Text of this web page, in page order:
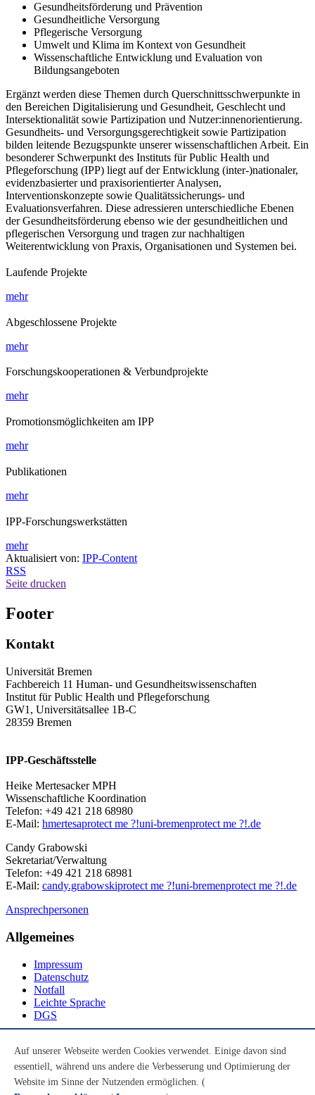
Gesundheitsförderung und Prävention
Gesundheitliche Versorgung
Pflegerische Versorgung
Umwelt und Klima im Kontext von Gesundheit
Wissenschaftliche Entwicklung und Evaluation von
Bildungsangeboten
Ergänzt werden diese Themen durch Querschnittsschwerpunkte in
den Bereichen Digitalisierung und Gesundheit, Geschlecht und
Intersektionalität sowie Partizipation und Nutzer:innenorientierung.
Gesundheits- und Versorgungsgerechtigkeit sowie Partizipation
bilden leitende Bezugspunkte unserer wissenschaftlichen Arbeit. Ein
besonderer Schwerpunkt des Instituts für Public Health und
Pflegeforschung (IPP) liegt auf der Entwicklung (inter-)nationaler,
evidenzbasierter und praxisorientierter Analysen,
Interventionskonzepte sowie Qualitätssicherungs- und
Evaluationsverfahren. Diese adressieren unterschiedliche Ebenen
der Gesundheitsförderung ebenso wie der gesundheitlichen und
pflegerischen Versorgung und tragen zur nachhaltigen
Weiterentwicklung von Praxis, Organisationen und Systemen bei.
Laufende Projekte
mehr
Abgeschlossene Projekte
mehr
Forschungskooperationen & Verbundprojekte
mehr
Promotionsmöglichkeiten am IPP
mehr
Publikationen
mehr
IPP-Forschungswerkstätten
mehr
Aktualisiert von: IPP-Content
RSS
Seite drucken
Footer
Kontakt
Universität Bremen
Fachbereich 11 Human- und Gesundheitswissenschaften
Institut für Public Health und Pflegeforschung
GW1, Universitätsallee 1B-C
28359 Bremen
IPP-Geschäftsstelle
Heike Mertesacker MPH
Wissenschaftliche Koordination
Telefon: +49 421 218 68980
E-Mail: hmertesaprotect me ?!uni-bremenprotect me ?!.de
Candy Grabowski
Sekretariat/Verwaltung
Telefon: +49 421 218 68981
E-Mail: candy.grabowskiprotect me ?!uni-bremenprotect me ?!.de
Ansprechpersonen
Allgemeines
Impressum
Datenschutz
Notfall
Leichte Sprache
DGS
Youtube
Instagram
Auf unserer Webseite werden Cookies verwendet. Einige davon sind
essentiell, während uns andere die Verbesserung und Optimierung der
Website im Sinne der Nutzenden ermöglichen. (